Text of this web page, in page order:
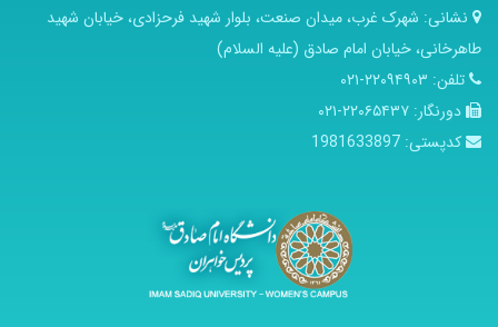
نشانی: شهرک غرب، میدان صنعت، بلوار شهید فرحزادی، خیابان شهید
طاهرخانی، خیابان امام صادق (علیه السلام)
تلفن: ۲۲۰۹۴۹۰۳-۰۲۱
دورنگار: ۲۲۰۶۵۴۳۷-۰۲۱
کدپستی: 1981633897